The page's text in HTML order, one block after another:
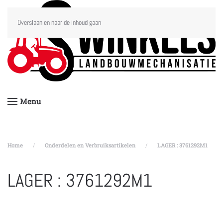
Overslaan en naar de inhoud gaan
Menu
Home Onderdelen en Verbruiksartikelen LAGER : 3761292M1
LAGER : 3761292M1